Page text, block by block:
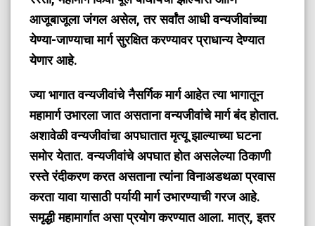
आजूबाजूला जंगल असेल, तर सर्वांत आधी वन्यजीवांच्या
येण्या-जाण्याचा मार्ग सुरक्षित करण्यावर प्राधान्य देण्यात
येणार आहे.
ज्या भागात वन्यजीवांचे नैसर्गिक मार्ग आहेत त्या भागातून
महामार्ग उभारला जात असताना वन्यजीवांचे मार्ग बंद होतात.
अशावेळी वन्यजीवांचा अपघातात मृत्यू झाल्याच्या घटना
समोर येतात. वन्यजीवांचे अपघात होत असलेल्या ठिकाणी
रस्ते रंदीकरण करत असताना त्यांना विनाअडथळा प्रवास
करता यावा यासाठी पर्यायी मार्ग उभारण्याची गरज आहे.
समृद्धी महामार्गात असा प्रयोग करण्यात आला. मात्र, इतर